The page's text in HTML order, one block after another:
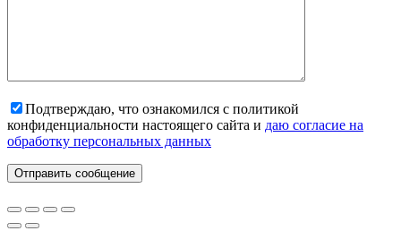
Подтверждаю, что ознакомился с политикой
конфиденциальности настоящего сайта и даю согласие на
обработку персональных данных